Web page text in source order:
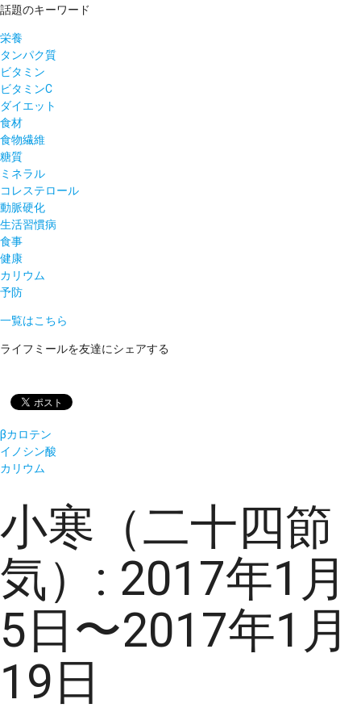
話題のキーワード
栄養
タンパク質
ビタミン
ビタミンC
ダイエット
食材
食物繊維
糖質
ミネラル
コレステロール
動脈硬化
生活習慣病
食事
健康
カリウム
予防
一覧はこちら
ライフミールを友達にシェアする
βカロテン
イノシン酸
カリウム
小寒（二十四節
気）: 2017年1月
5日〜2017年1月
19日